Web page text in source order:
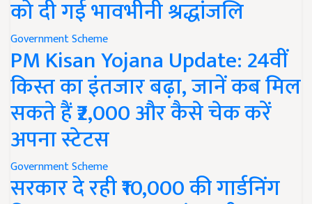
को दी गई भावभीनी श्रद्धांजलि
Government Scheme
PM Kisan Yojana Update: 24वीं
किस्त का इंतजार बढ़ा, जानें कब मिल
सकते हैं ₹2,000 और कैसे चेक करें
अपना स्टेटस
Government Scheme
सरकार दे रही ₹10,000 की गार्डनिंग